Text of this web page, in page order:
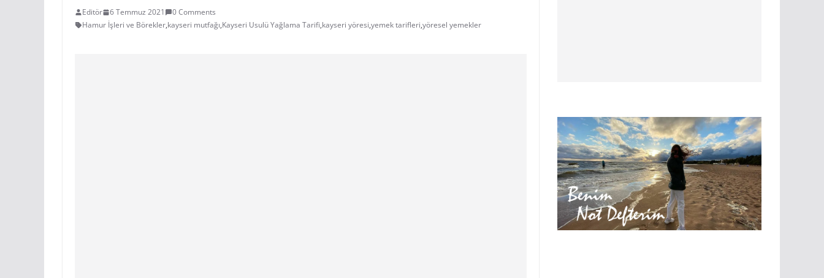
Editör 6 Temmuz 2021
0 Comments
Hamur İşleri ve Börekler,kayseri mutfağı,Kayseri Usulü Yağlama Tarifi,kayseri yöresi,yemek tarifleri,yöresel yemekler